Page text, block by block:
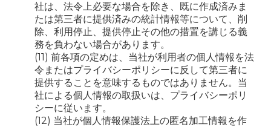
社は、法令上必要な場合を除き、既に作成済みま
たは第三者に提供済みの統計情報等について、削
除、利用停止、提供停止その他の措置を講じる義
務を負わない場合があります。
(11) 前各項の定めは、当社が利用者の個人情報を法
令またはプライバシーポリシーに反して第三者に
提供することを意味するものではありません。当
社による個人情報の取扱いは、プライバシーポリ
シーに従います。
(12) 当社が個人情報保護法上の匿名加工情報を作